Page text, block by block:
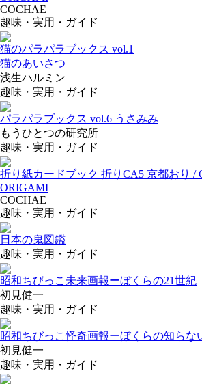
COCHAE
趣味・実用・ガイド
猫のパラパラブックス vol.1
猫のあいさつ
浅生ハルミン
趣味・実用・ガイド
パラパラブックス vol.6 うさみみ
もうひとつの研究所
趣味・実用・ガイド
折り紙カードブック 折りCA5 京都おり /
ORIGAMI
COCHAE
趣味・実用・ガイド
日本の鬼図鑑
趣味・実用・ガイド
昭和ちびっこ未来画報ーぼくらの21世紀
初見健一
趣味・実用・ガイド
昭和ちびっこ怪奇画報ーぼくらの知らな
初見健一
趣味・実用・ガイド